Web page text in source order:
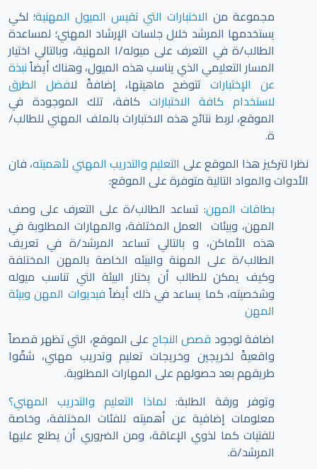
مجموعة من الاختبارات التي تقيس الميول المهنية؛ لكي
يستخدمها المرشد خلال جلسات الإرشاد المهني؛ لمساعدة
الطالب/ة في التعرف على ميوله/ا المهنية، وبالتالي اختيار
المسار التعليمي الذي يناسب هذه الميول، وهناك أيضاًنبذة
عن الإختباراتتتوضح ماهيتها، إضافةً لافضل الطرق
لاستخدام كافة الاختبارات كافة، تلك الموجودة في
الموقع، لربط نتائج هذه الاختبارات بالملف المهني للطالب/
ة.
نظرا لتركيز هذا الموقع على التعليم والتدريب المهني لأهميته، فان
الأدوات والمواد التالية متوفرة على الموقع:
بطاقات المهن: تساعد الطالب/ة على التعرف على وصف
المهن، وبيئات العمل المختلفة، والمهارات المطلوبة في
هذه الأماكن، و بالتالي تساعد المرشد/ة في تعريف
الطالب/ة على المهنة والبيئه الخاصة بالمهن المختلفة
وكيف يمكن للطالب أن يختار البيئة التي تناسب ميوله
وشخصيته، كما يساعد في ذلك أيضاً فيديوات المهن وبيئة
المهن
اضافة لوجود قصص النجاح على الموقع، التي تظهر قصصاً
واقعيةً لخريجين وخريجات تعليم وتدريب مهني، شقّوا
طريقهم بعد حصولهم على المهارات المطلوبة.
وتوفر ورقة الطلبة: لماذا التعليم والتدريب المهني؟
معلومات إضافية عن أهميته للفئات المختلفة، وخاصة
للفتيات كما لذوي الإعاقة، ومن الضروري أن يطلع عليها
المرشد/ة.